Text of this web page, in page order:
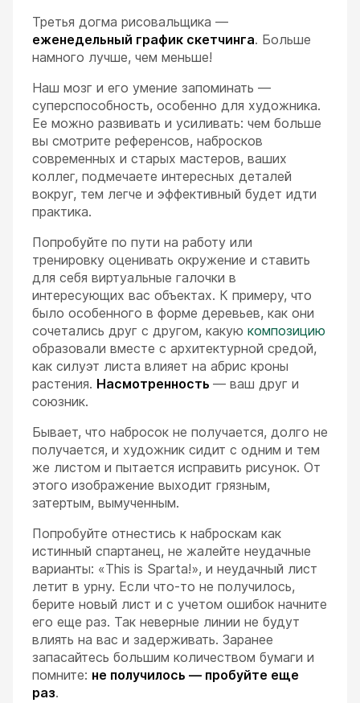
Третья догма рисовальщика —
еженедельный график скетчинга. Больше
намного лучше, чем меньше!
Наш мозг и его умение запоминать —
суперспособность, особенно для художника.
Ее можно развивать и усиливать: чем больше
вы смотрите референсов, набросков
современных и старых мастеров, ваших
коллег, подмечаете интересных деталей
вокруг, тем легче и эффективный будет идти
практика.
Попробуйте по пути на работу или
тренировку оценивать окружение и ставить
для себя виртуальные галочки в
интересующих вас объектах. К примеру, что
было особенного в форме деревьев, как они
сочетались друг с другом, какую композицию
образовали вместе с архитектурной средой,
как силуэт листа влияет на абрис кроны
растения. Насмотренность — ваш друг и
союзник.
Бывает, что набросок не получается, долго не
получается, и художник сидит с одним и тем
же листом и пытается исправить рисунок. От
этого изображение выходит грязным,
затертым, вымученным.
Попробуйте отнестись к наброскам как
истинный спартанец, не жалейте неудачные
варианты: «This is Sparta!», и неудачный лист
летит в урну. Если что-то не получилось,
берите новый лист и с учетом ошибок начните
его еще раз. Так неверные линии не будут
влиять на вас и задерживать. Заранее
запасайтесь большим количеством бумаги и
помните: не получилось — пробуйте еще
раз.